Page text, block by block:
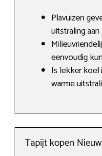
Plavuizen
uitstraling
eenvoudig
Is lekker koel
warme
Tapijt kopen